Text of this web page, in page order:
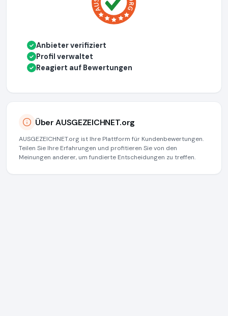
✓ Anbieter verifiziert
✓ Profil verwaltet
✓ Reagiert auf Bewertungen
Über AUSGEZEICHNET.org
AUSGEZEICHNET.org ist Ihre Plattform für Kundenbewertungen.
Teilen Sie Ihre Erfahrungen und profitieren Sie von den
Meinungen anderer, um fundierte Entscheidungen zu treffen.